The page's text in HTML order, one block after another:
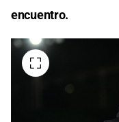
encuentro.